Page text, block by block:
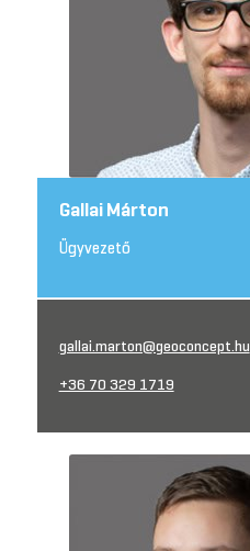
Gallai Márton
Ügyvezető
gallai.marton@geoconcept.hu
+36 70 329 1719